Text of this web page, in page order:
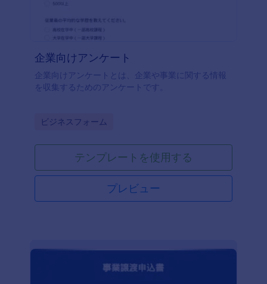
企業向けアンケート
企業向けアンケートとは、企業や事業に関する情報
を収集するためのアンケートです。
Go to Category:
ビジネスフォーム
テンプレートを使用する
プレビュー